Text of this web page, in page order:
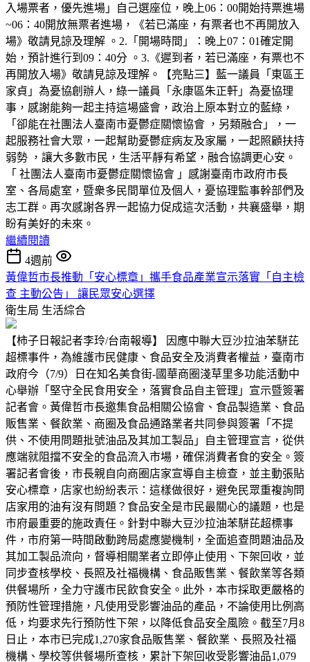
入場票者，優先進場」自己選座位，晚上06：00開始持票進場
~06：40開放無票者進場，《若已滿座，有票者也不再開放入
場》敬請見諒及理解 。2.「開場時間」：晚上07：01確定開
始，預計進行到09：40分 。3.《遲到者，若已滿座，有票也不
再開放入場》敬請見諒及理解。【亮點三】藍一議員「東區王
家貞」為憂協創辦人，綠一議員「永康區朱正軒」為憂協理
事，感謝能夠一起主持這場盛會，政治上原本對立的藍綠，
「卻能在社團法人臺南市憂鬱症關懷協會 ，另類融合」，一
起服務社會大眾，一起幫助憂鬱症病友及家屬，一起照顧扶持
弱勢 ，讓大多數市民，生活平靜有希望，融合協調更心安。
「 社團法人臺南市憂鬱症關懷協會 」感謝臺南市政府市長
室、各局處室，暨衆多民間單位及個人，憂協理監事幹部們及
志工群。再次感謝各界一起協力促成這次活動，共襄盛舉，期
盼有美好的未來。
繼續閱讀
4週前
黃偉哲市長推動「安心標章」攜手食品產業宣示落實「自主檢
查 主動公告」 讓民眾安心選擇
衛生局 生活綜合
【柿子日報記者李玲/台南報導】 因應中聯大豆沙拉油苯駢芘
超標事件，為維護市民健康、食品安全及消費者權益，臺南市
政府今（7/9）日在知名美食街-國華商圈淺草里多功能活動中
心舉辦「堅守全民食用安全，落實食品自主管理」宣示暨簽署
記者會。黃偉哲市長邀集食品相關公協會、食品製造業、食品
販售業、餐飲業、商圈及食品通路業者共同參與簽署「不提
供、不使用問題批號油品及其加工製品」自主管理宣言，從供
應端就阻擋不安全的食品流入市場，確保消費者食的安全。簽
署記者會後，市長親自向商圈店家宣導自主檢查，並主動張貼
安心標章，店家也紛紛表示：這樣做很好，避免民眾重複詢問
店家用的油有沒有問題？食品安全是市民最關心的議題，也是
市府最重要的施政責任。針對中聯大豆沙拉油苯駢芘超標事
件，市府第一時間啟動跨局處應變機制，全面追查問題油品及
其加工製品流向，督導相關業者立即停止使用、下架回收，並
同步查核學校、長照及社福機構、食品販售業、餐飲業等各類
供餐場所，全力守護市民飲食安全。此外，本市採取更嚴格的
預防性管理措施，凡使用受影響油品的產品，不論使用比例高
低，均要求先行預防性下架，以降低食品安全風險。截至7月8
日止，本市已完成1,270家食品販售業、餐飲業、長照及社福
機構、學校等供餐場所查核，累計下架回收受影響油品1,079